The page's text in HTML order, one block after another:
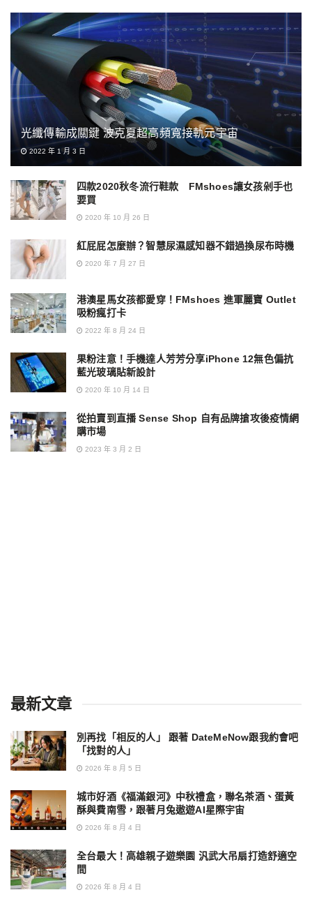
光纖傳輸成關鍵 波克夏超高頻寬接軌元宇宙
2022 年 1 月 3 日
四款2020秋冬流行鞋款 FMshoes讓女孩剁手也
要買
2020 年 10 月 26 日
紅屁屁怎麼辦？智慧尿濕感知器不錯過換尿布時機
2020 年 7 月 27 日
港澳星馬女孩都愛穿！FMshoes 進軍麗寶 Outlet
吸粉瘋打卡
2022 年 8 月 24 日
果粉注意！手機達人芳芳分享iPhone 12無色偏抗
藍光玻璃貼新設計
2020 年 10 月 14 日
從拍賣到直播 Sense Shop 自有品牌搶攻後疫情網
購市場
2023 年 3 月 2 日
最新文章
別再找「相反的人」 跟著 DateMeNow跟我約會吧
「找對的人」
2026 年 8 月 5 日
城市好酒《福滿銀河》中秋禮盒，聯名茶酒、蛋黃
酥與費南雪，跟著月兔遨遊AI星際宇宙
2026 年 8 月 4 日
全台最大！高雄親子遊樂園 汎武大吊扇打造舒適空
間
2026 年 8 月 4 日